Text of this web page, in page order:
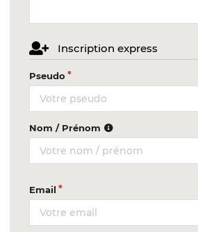
Inscription express
Pseudo
Nom / Prénom
Email